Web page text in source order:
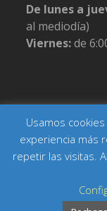
De lunes a
al mediodía)
Viernes:de
InicioActualidad
Política de
Usamos
experiencia más
repetir las visitas.